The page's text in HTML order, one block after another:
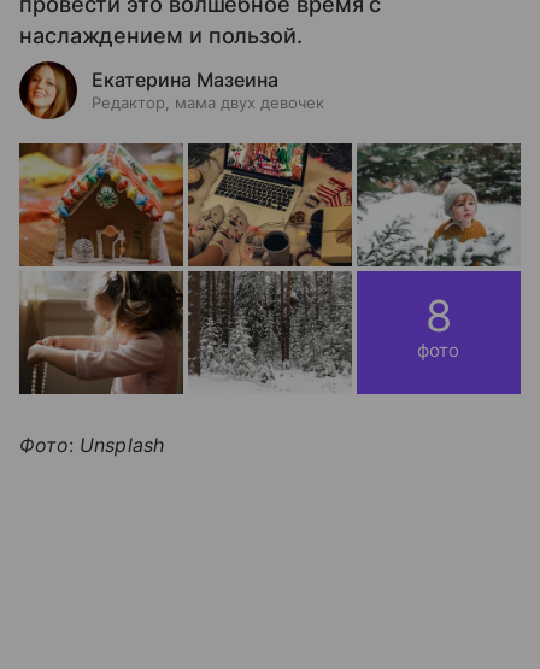
наслаждением и пользой.
Екатерина Мазеина
Редактор, мама двух девочек
8
фото
Фото: Unsplash